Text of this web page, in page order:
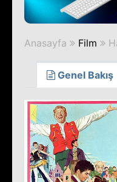
Anasayfa Film
Genel Bakış